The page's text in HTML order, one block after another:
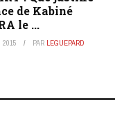
de Kabiné
le ...
2015 PAR LEGUEPARD